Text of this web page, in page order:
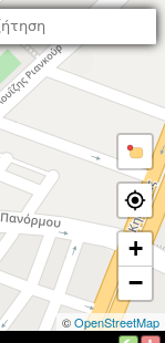
+
−
©OpenStreetMap